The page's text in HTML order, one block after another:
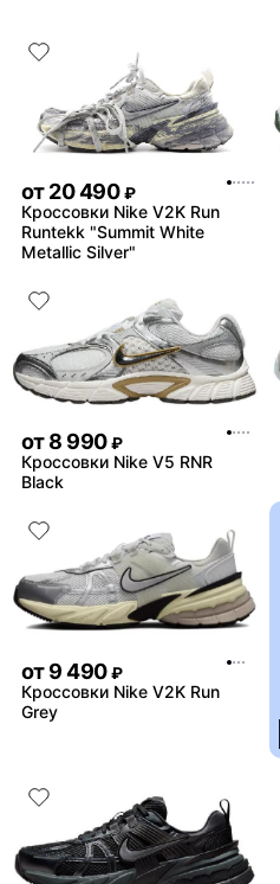
от20 490 ₽
Кроссовки Nike V2K Run
Runtekk "Summit White
Metallic Silver"
от8 990 ₽
Кроссовки Nike V5 RNR
Black
от9 490 ₽
Кроссовки Nike V2K Run
Grey